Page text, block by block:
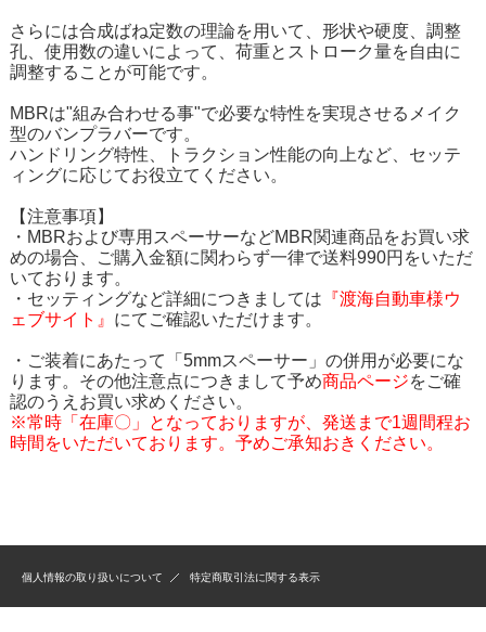
さらには合成ばね定数の理論を用いて、形状や硬度、調整
孔、使用数の違いによって、荷重とストローク量を自由に
調整することが可能です。
MBRは"組み合わせる事"で必要な特性を実現させるメイク
型のバンプラバーです。
ハンドリング特性、トラクション性能の向上など、セッテ
ィングに応じてお役立てください。
【注意事項】
・MBRおよび専用スペーサーなどMBR関連商品をお買い求
めの場合、ご購入金額に関わらず一律で送料990円をいただ
いております。
・セッティングなど詳細につきましては 『渡海自動車様ウ
ェブサイト』 にてご確認いただけます。
・ご装着にあたって「5mmスペーサー」の併用が必要にな
ります。その他注意点につきまして予め商品ページをご確
認のうえお買い求めください。
※常時「在庫〇」となっておりますが、発送まで1週間程お
時間をいただいております。予めご承知おきください。
個人情報の取り扱いについて 特定商取引法に関する表示